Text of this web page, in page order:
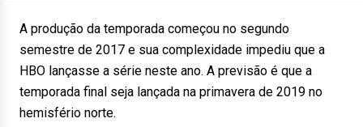
A produção da temporada começou no segundo
semestre de 2017 e sua complexidade impediu que a
HBO lançasse a série neste ano. A previsão é que a
temporada final seja lançada na primavera de 2019 no
hemisfério norte.